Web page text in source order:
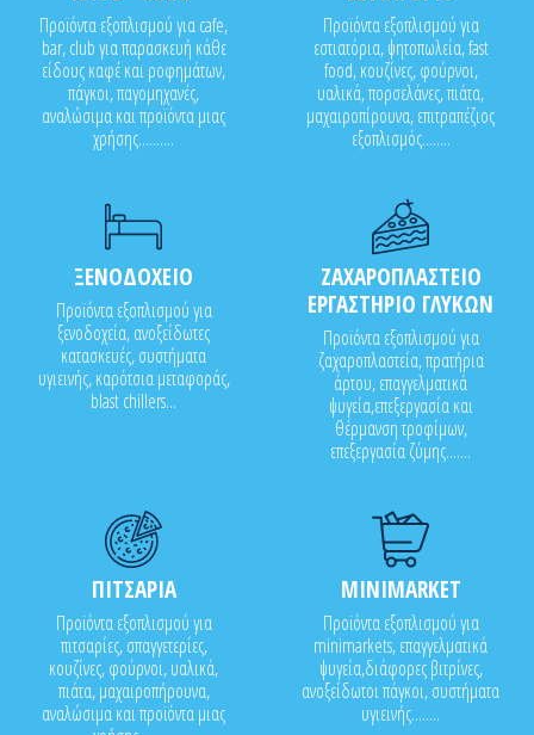
Προϊόντα εξοπλισμού για cafe,
bar, club για παρασκευή κάθε
είδους καφέ και ροφημάτων,
πάγκοι, παγομηχανές,
αναλώσιμα και προϊόντα μιας
χρήσης..........
Προϊόντα εξοπλισμού για
εστιατόρια, ψητοπωλεία, fast
food, κουζίνες, φούρνοι,
υαλικά, πορσελάνες, πιάτα,
μαχαιροπίρουνα, επιτραπέζιος
εξοπλισμός........
ΞΕΝΟΔΟΧΕΙΟ
Προϊόντα εξοπλισμού για
ξενοδοχεία, ανοξείδωτες
κατασκευές, συστήματα
υγιεινής, καρότσια μεταφοράς,
blast chillers...
ΖΑΧΑΡΟΠΛΑΣΤΕΙΟ
ΕΡΓΑΣΤΗΡΙΟ ΓΛΥΚΩΝ
Προϊόντα εξοπλισμού για
ζαχαροπλαστεία, πρατήρια
άρτου, επαγγελματικά
ψυγεία,επεξεργασία και
θέρμανση τροφίμων,
επεξεργασία ζύμης.......
ΠΙΤΣΑΡΙΑ
Προϊόντα εξοπλισμού για
πιτσαρίες, σπαγγετερίες,
κουζίνες, φούρνοι, υαλικά,
πιάτα, μαχαιροπήρουνα,
αναλώσιμα και προϊόντα μιας
MINIMARKET
Προϊόντα εξοπλισμού για
minimarkets, επαγγελματικά
ψυγεία,διάφορες βιτρίνες,
ανοξείδωτοι πάγκοι, συστήματα
υγιεινής........